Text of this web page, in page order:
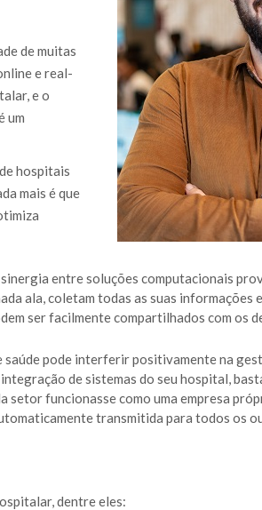
de muitas
e real-
e o
um
hospitais
mais é que
entre soluções computacionais
ala, coletam todas as suas informações
ser facilmente compartilhados com os
pode interferir positivamente na
de sistemas do seu hospital,
funcionasse como uma empresa
transmitida para todos os
dentre eles: